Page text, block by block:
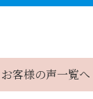
お客様の声一覧へ